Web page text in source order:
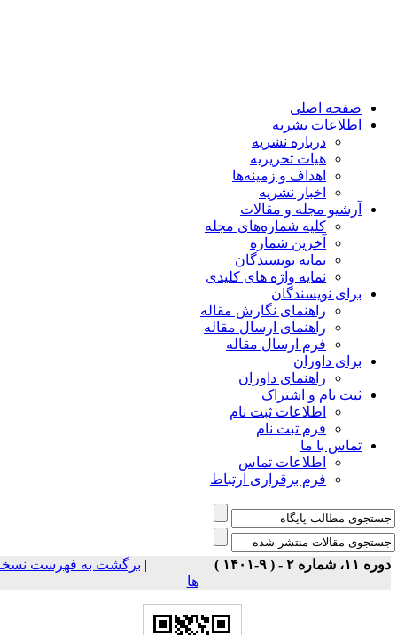
صفحه اصلی
اطلاعات نشریه
درباره نشریه
هیات تحریریه
اهداف و زمینه‌ها
اخبار نشریه
آرشیو مجله و مقالات
کلیه شماره‌های مجله
آخرین شماره
نمایه نویسندگان
نمایه واژه های کلیدی
برای نویسندگان
راهنمای نگارش مقاله
راهنمای ارسال مقاله
فرم ارسال مقاله
برای داوران
راهنمای داوران
ثبت نام و اشتراک
اطلاعات ثبت نام
فرم ثبت نام
تماس با ما
اطلاعات تماس
فرم برقراری ارتباط
شماره ۲ - ( ۹-۱۴۰۱ )
برگشت به فهرست نسخه
ها